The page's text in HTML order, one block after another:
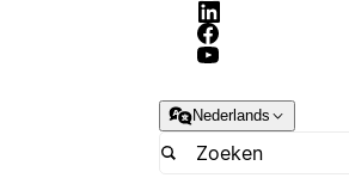
Nederlands